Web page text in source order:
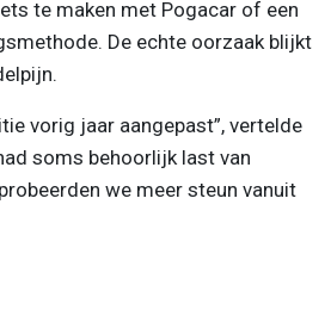
te maken met Pogacar of een
De echte oorzaak blijkt
vorig jaar aangepast”, vertelde
soms behoorlijk last van
we meer steun vanuit